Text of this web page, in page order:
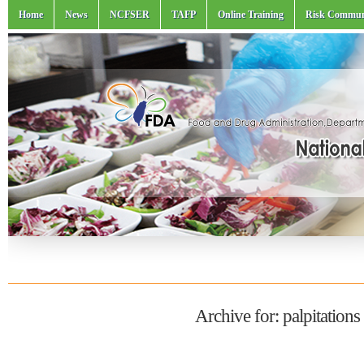
Home News NCFSER TAFP Online Training Risk
Archive for: palpitations